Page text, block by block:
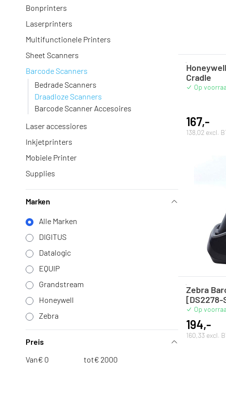
Bonprinters
Laserprinters
Multifunctionele Printers
Sheet Scanners
Barcode Scanners
Bedrade Scanners
Draadloze Scanners
Barcode Scanner Accesoires
Laser accessiores
Inkjetprinters
Mobiele Printer
Supplies
Marken
Alle Marken
DIGITUS
Datalogic
EQUIP
Grandstream
Honeywell
Zebra
Preis
Van€ tot€
Cradle
Op
167,-
138,02 excl.
Zebra
[DS2278-
Op
194,-
160,33 excl.